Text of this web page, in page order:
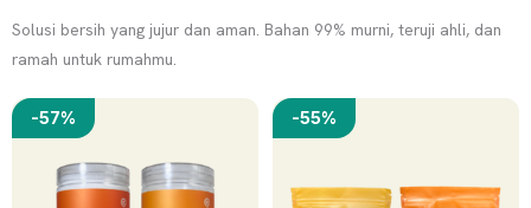
Solusi bersih yang jujur dan aman. Bahan 99% murni, teruji ahli, dan
ramah untuk rumahmu.
-57% Harga aslinya adalah: Rp336.000.
Harga saat ini adalah: Rp145.500.
-55% Harga aslinyaHarga